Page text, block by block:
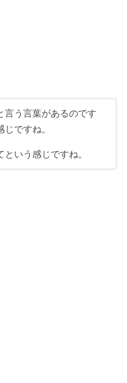
言う言葉があるのです
ですね。
いう感じですね。